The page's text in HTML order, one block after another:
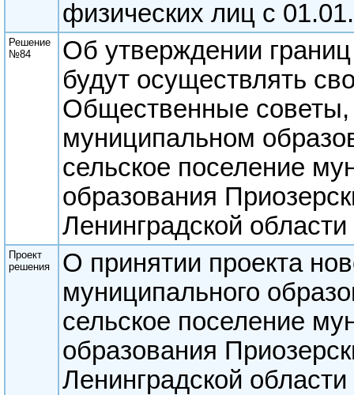
физических лиц с
Решение
№84
Об утверждении
будут осуществлять
Общественные советы,
муниципальном
сельское поселение
образования
Ленинградской области
Проект
решения
О принятии проекта
муниципального
сельское поселение
образования
Ленинградской области